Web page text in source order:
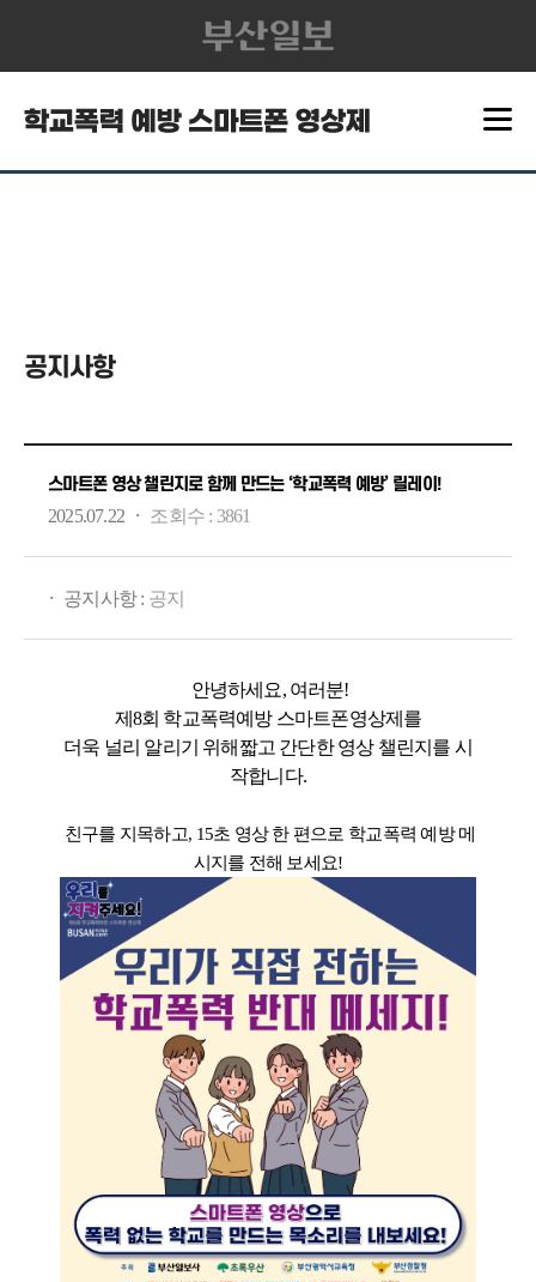
공지사항
스마트폰 영상 챌린지로 함께 만드는 ‘학교폭력 예방’ 릴레이!
2025.07.22 · 조회수 : 3861
· 공지사항 : 공지
안녕하세요, 여러분!
제8회 학교폭력예방 스마트폰영상제 를
더욱 널리 알리기 위해 짧고 간단한 영상 챌린지 를 시
작합니다.
친구를 지목하고, 15초 영상 한 편으로 학교폭력 예방 메
시지 를 전해 보세요!